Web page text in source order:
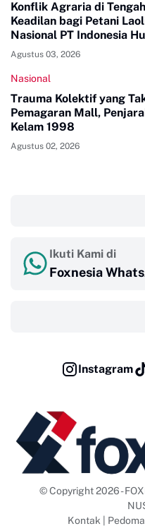
Konflik Agraria di
Keadilan bagi Petani
Nasional PT Indonesia
Agustus 03, 2026
Nasional
Trauma Kolektif yang
Pemagaran Mall,
Kelam 1998
Agustus 02, 2026
Ikuti Kami di
Foxnesia
Instagram
© Copyright 2026 -
Kontak